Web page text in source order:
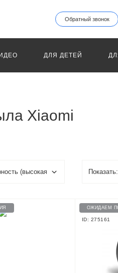
Обратный звонок
ДЛЯ ДЕТЕЙ
Xiaomi
ОЖИДАЕМ
ID: 275161